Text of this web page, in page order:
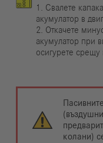
1. Свалете
акумулатор в
2. Откачете
акумулатор при
осигурете срещу
колани)